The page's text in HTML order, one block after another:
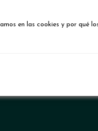
en las cookies y por qué